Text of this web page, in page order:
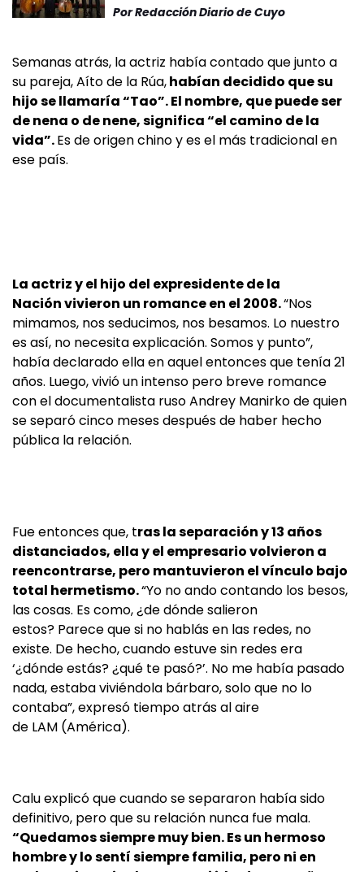
PorRedacción Diario de Cuyo
Semanas atrás, la actriz había contado que junto a
su pareja, Aíto de la Rúa,habían decidido que su
hijo se llamaría “Tao”. El nombre, que puede ser
de nena o de nene, significa “el camino de la
vida”.Es de origen chino y es el más tradicional en
ese país.
La actriz y el hijo del expresidente de la
Nación vivieron un romance en el 2008.“Nos
mimamos, nos seducimos, nos besamos. Lo nuestro
es así, no necesita explicación. Somos y punto”,
había declarado ella en aquel entonces que tenía 21
años. Luego, vivió un intenso pero breve romance
con el documentalista ruso Andrey Manirko de quien
se separó cinco meses después de haber hecho
pública la relación.
Fue entonces que, tras la separación y 13 años
distanciados, ella y el empresario volvieron a
reencontrarse, pero mantuvieron el vínculo bajo
total hermetismo.“Yo no ando contando los besos,
las cosas. Es como, ¿de dónde salieron
estos? Parece que si no hablás en las redes, no
existe. De hecho, cuando estuve sin redes era
‘¿dónde estás? ¿qué te pasó?’. No me había pasado
nada, estaba viviéndola bárbaro, solo que no lo
contaba”, expresó tiempo atrás al aire
de LAM (América).
Calu explicó que cuando se separaron había sido
definitivo, pero que su relación nunca fue mala.
“Quedamos siempre muy bien. Es un hermoso
hombre y lo sentí siempre familia, pero ni en